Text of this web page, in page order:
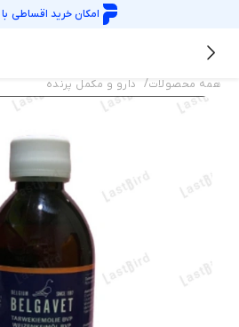
امکان خرید اقساطی با
همه محصولات/ دارو و مکمل پرنده